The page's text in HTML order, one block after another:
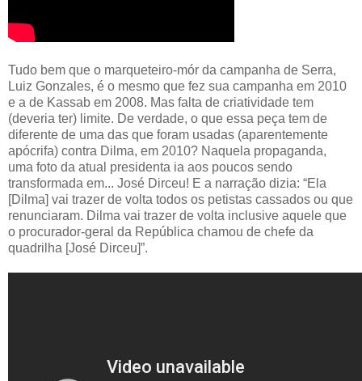
Tudo bem que o marqueteiro-mór da campanha de Serra,
Luiz Gonzales, é o mesmo que fez sua campanha em 2010
e a de Kassab em 2008. Mas falta de criatividade tem
(deveria ter) limite. De verdade, o que essa peça tem de
diferente de uma das que foram usadas (aparentemente
apócrifa) contra Dilma, em 2010? Naquela propaganda,
uma foto da atual presidenta ia aos poucos sendo
transformada em... José Dirceu! E a narração dizia: “Ela
[Dilma] vai trazer de volta todos os petistas cassados ou que
renunciaram. Dilma vai trazer de volta inclusive aquele que
o procurador-geral da República chamou de chefe da
quadrilha [José Dirceu]”.